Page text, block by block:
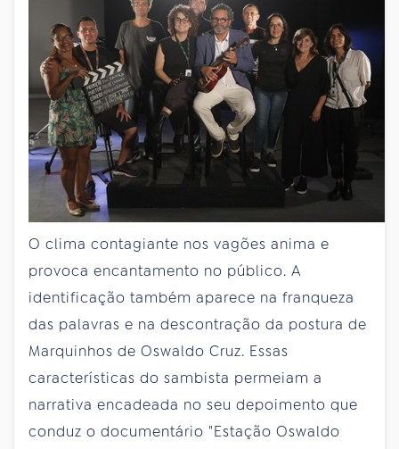
O clima contagiante nos vagões anima e
provoca encantamento no público. A
identificação também aparece na franqueza
das palavras e na descontração da postura de
Marquinhos de Oswaldo Cruz. Essas
características do sambista permeiam a
narrativa encadeada no seu depoimento que
conduz o documentário "Estação Oswaldo